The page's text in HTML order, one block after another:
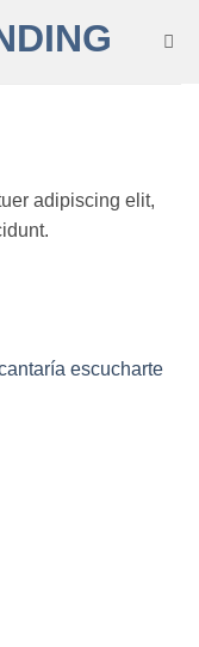
adipiscing elit,
escucharte